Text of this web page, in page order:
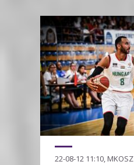
22-08-12 11:10, MKOSZ